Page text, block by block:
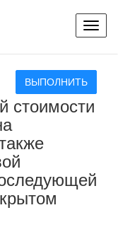
ВЫПОЛНИТЬ
стоимости